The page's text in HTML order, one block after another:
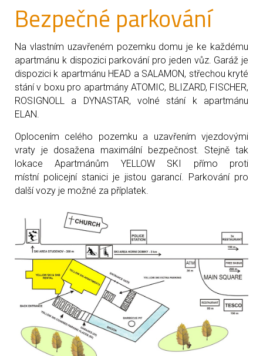
Bezpečné parkování
Na vlastním uzavřeném pozemku domu je ke každému
apartmánu k dispozici parkování pro jeden vůz. Garáž je
dispozici k apartmánu HEAD a SALAMON, střechou kryté
stání v boxu pro apartmány ATOMIC, BLIZARD, FISCHER,
ROSIGNOLL a DYNASTAR, volné stání k apartmánu
ELAN.
Oplocením celého pozemku a uzavřením vjezdovými
vraty je dosažena maximální bezpečnost. Stejně tak
lokaceApartmánům YELLOW SKI přímo proti
místnípolicejní stanici je jistou garancí. Parkování pro
další vozy je možné za příplatek.